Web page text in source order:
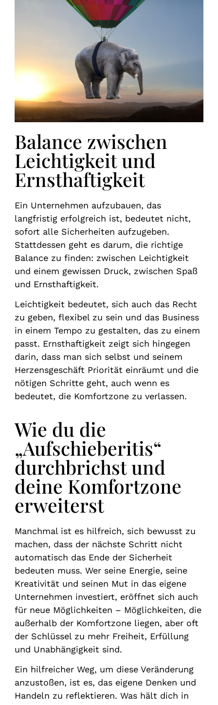
Balance zwischen
Leichtigkeit und
Ernsthaftigkeit
Ein Unternehmen aufzubauen, das
langfristig erfolgreich ist, bedeutet nicht,
sofort alle Sicherheiten aufzugeben.
Stattdessen geht es darum, die richtige
Balance zu finden: zwischen Leichtigkeit
und einem gewissen Druck, zwischen Spaß
und Ernsthaftigkeit.
Leichtigkeit bedeutet, sich auch das Recht
zu geben, flexibel zu sein und das Business
in einem Tempo zu gestalten, das zu einem
passt. Ernsthaftigkeit zeigt sich hingegen
darin, dass man sich selbst und seinem
Herzensgeschäft Priorität einräumt und die
nötigen Schritte geht, auch wenn es
bedeutet, die Komfortzone zu verlassen.
Wie du die
„Aufschieberitis“
durchbrichst und
deine Komfortzone
erweiterst
Manchmal ist es hilfreich, sich bewusst zu
machen, dass der nächste Schritt nicht
automatisch das Ende der Sicherheit
bedeuten muss. Wer seine Energie, seine
Kreativität und seinen Mut in das eigene
Unternehmen investiert, eröffnet sich auch
für neue Möglichkeiten – Möglichkeiten, die
außerhalb der Komfortzone liegen, aber oft
der Schlüssel zu mehr Freiheit, Erfüllung
und Unabhängigkeit sind.
Ein hilfreicher Weg, um diese Veränderung
anzustoßen, ist es, das eigene Denken und
Handeln zu reflektieren. Was hält dich in